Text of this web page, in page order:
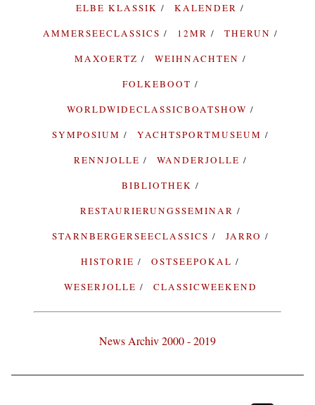
ELBE KLASSIK
KALENDER
AMMERSEECLASSICS
12MR
THERUN
MAXOERTZ
WEIHNACHTEN
FOLKEBOOT
WORLDWIDECLASSICBOATSHOW
SYMPOSIUM
YACHTSPORTMUSEUM
RENNJOLLE
WANDERJOLLE
BIBLIOTHEK
RESTAURIERUNGSSEMINAR
STARNBERGERSEECLASSICS
JARRO
HISTORIE
OSTSEEPOKAL
WESERJOLLE
CLASSICWEEKEND
News Archiv 2000 - 2019